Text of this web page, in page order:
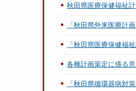
秋田県医療保健福祉
「秋田県外来医療計
「秋田県医療保健福
各種計画策定に係る
「秋田県循環器病対